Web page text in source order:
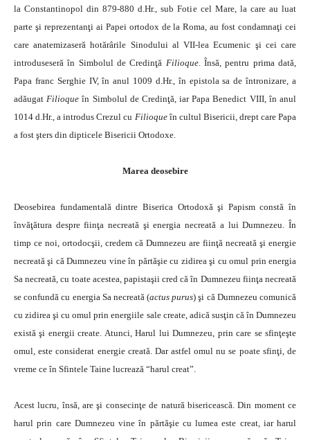
la Constantinopol din 879-880 d.Hr., sub Fotie cel Mare, la care au luat
parte şi reprezentanţi ai Papei ortodox de la Roma, au fost condamnaţi cei
care anatemizaseră hotărârile Sinodului al VII-lea Ecumenic şi cei care
introduseseră în Simbolul de Credinţă Filioque. Însă, pentru prima dată,
Papa franc Serghie IV, în anul 1009 d.Hr., în epistola sa de întronizare, a
adăugatFilioque în Simbolul de Credinţă, iar Papa Benedict VIII, în anul
1014 d.Hr., a introdus Crezul cu Filioqueîn cultul Bisericii, drept care Papa
a fost şters din dipticele Bisericii Ortodoxe.
Marea deosebire
Deosebirea fundamentală dintre Biserica Ortodoxă şi Papism constă în
învăţătura despre fiinţa necreată şi energia necreată a lui Dumnezeu. În
timp ce noi, ortodocşii, credem că Dumnezeu are fiinţă necreată şi energie
necreată şi că Dumnezeu vine în părtăşie cu zidirea şi cu omul prin energia
Sa necreată, cu toate acestea, papistaşii cred că în Dumnezeu fiinţa necreată
se confundă cu energia Sa necreată (actus purus) şi că Dumnezeu comunică
cu zidirea şi cu omul prin energiile sale create, adică susţin că în Dumnezeu
există şi energii create. Atunci, Harul lui Dumnezeu, prin care se sfinţeşte
omul, este considerat energie creată. Dar astfel omul nu se poate sfinţi, de
vreme ce în Sfintele Taine lucrează “harul creat”.
Acest lucru, însă, are şi consecinţe de natură bisericească. Din moment ce
harul prin care Dumnezeu vine în părtăşie cu lumea este creat, iar harul